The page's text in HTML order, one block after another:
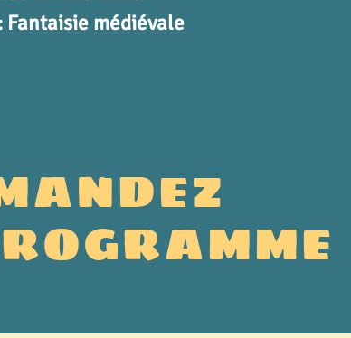
Fantaisie médiévale